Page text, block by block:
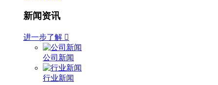
新闻资讯
进一步了解 
公司新闻
行业新闻